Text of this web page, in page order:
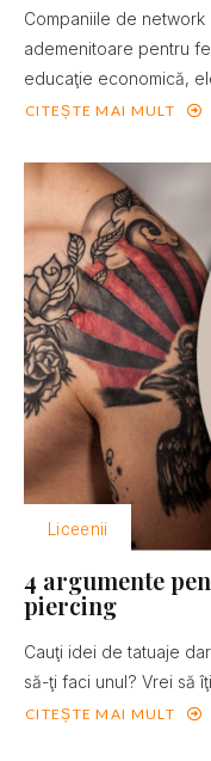
Companiile de
ademenitoare pentru
educaţie economică,
CITEȘTE MAI MULT
Liceenii
4 argumente
piercing
Cauţi idei de tatuaje
să-ţi faci unul? Vrei să
CITEȘTE MAI MULT